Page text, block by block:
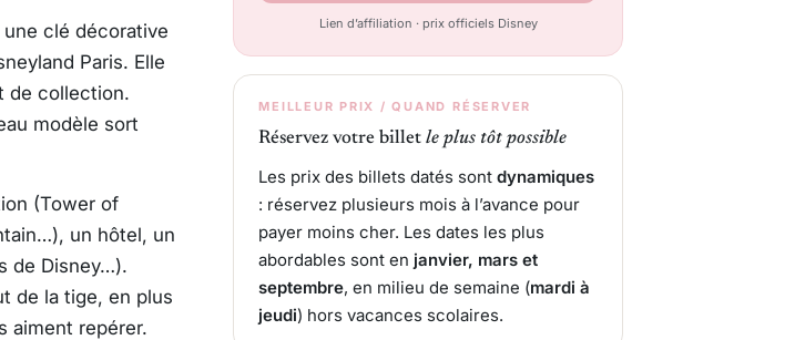
clé décorative
Paris. Elle
de collection.
modèle sort
(Tower of
un hôtel, un
de Disney…).
de la tige, en plus
aiment repérer.
Lien d’affiliation · prix officiels Disney
MEILLEUR PRIX / QUAND RÉSERVER
Réservez votre billetle plus tôt possible
Les prix des billets datés sontdynamiques
: réservez plusieurs mois à l’avance pour
payer moins cher. Les dates les plus
abordables sont en janvier, mars et
septembre, en milieu de semaine (mardi à
jeudi) hors vacances scolaires.